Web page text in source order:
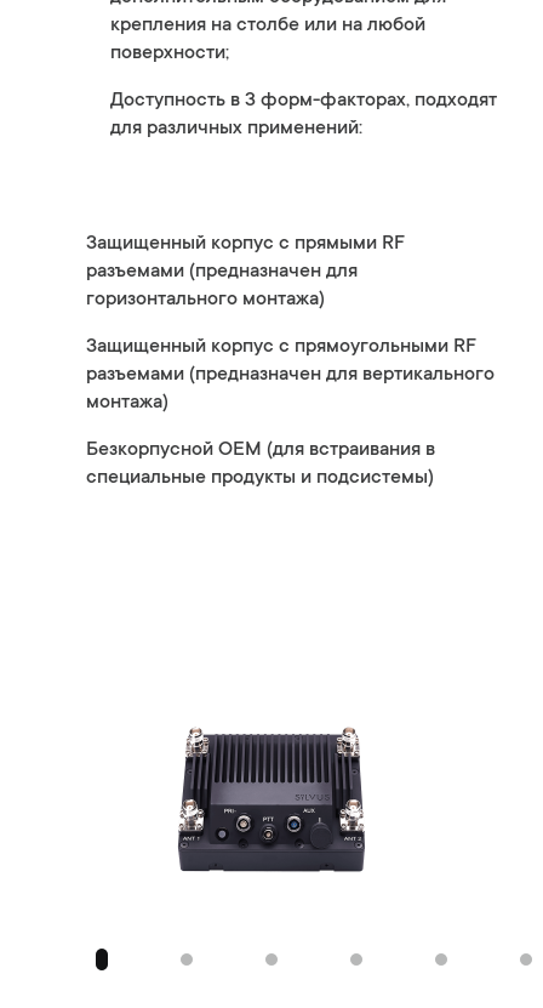
крепления на столбе или на любой
поверхности;
Доступность в 3 форм-факторах, подходят
для различных применений:
Защищенный корпус с прямыми RF
разъемами (предназначен для
горизонтального монтажа)
Защищенный корпус с прямоугольными RF
разъемами (предназначен для вертикального
монтажа)
Безкорпусной OEM (для встраивания в
специальные продукты и подсистемы)